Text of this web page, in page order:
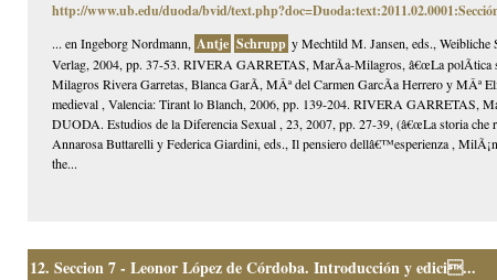
http://www.ub.edu/duoda/bvid/
... en Ingeborg Nordmann, Antje Schrupp y Mechtild M. Jansen, eds.,
Verlag, 2004, pp. 37-53. RIVERA GARRETAS, MarÃ­a-Milagros, â€œLa polÃ­tica
Milagros Rivera Garretas, Blanca GarÃ­, MÂª del Carmen GarcÃ­a Herrero y MÂª
medieval , Valencia: Tirant lo Blanch, 2006, pp. 139-204. RIVERA GARRETAS,
DUODA. Estudios de la Diferencia Sexual , 23, 2007, pp. 27-39, (â€œLa storia che
Annarosa Buttarelli y Federica Giardini, eds., Il pensiero dellâ€™esperienza ,
the...
12. Seccion 7 - Leonor López de Córdoba. Introducción y edici...